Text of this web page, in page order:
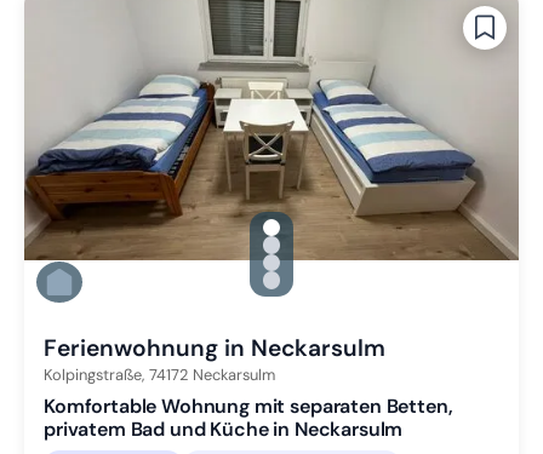
gallery.slide_selector
Zu Slide 1 wechseln
Zu Slide 2 wechseln
Zu Slide 3 wechseln
Zu Slide 4 wechseln
Ferienwohnung in Neckarsulm
Kolpingstraße, 74172 Neckarsulm
Komfortable Wohnung mit separaten Betten,
privatem Bad und Küche in Neckarsulm